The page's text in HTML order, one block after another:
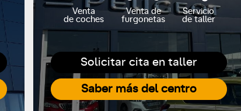
Solicitar cita en taller
Saber más del centro
Venta
de coches
Venta de
furgonetas
Servicio
de taller